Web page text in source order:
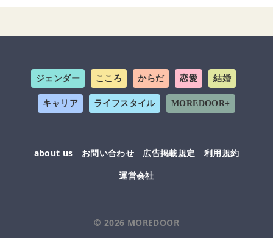
ジェンダー こころ からだ 恋愛 結婚
キャリア ライフスタイル MOREDOOR+
about us お問い合わせ 広告掲載規定
利用規約
運営会社
© 2026 MOREDOOR